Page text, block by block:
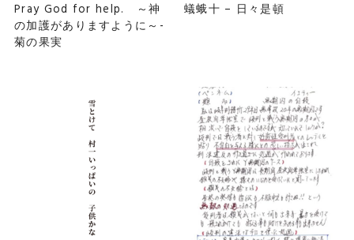
Pray God for help. ～神
の加護がありますように～-
菊の果実
蟻蛾十 – 日々是頓